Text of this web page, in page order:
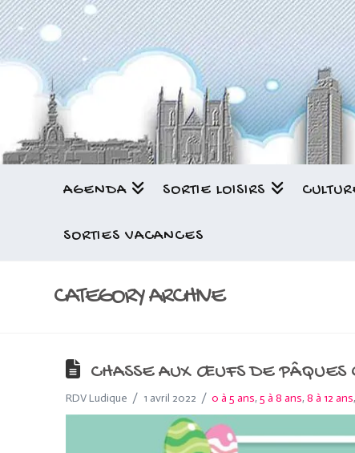
AGENDA SORTIE LOISIRS
SORTIES VACANCES
CATEGORY ARCHIVE
CHASSE AUX ŒUFS DE PÂQUES
RDV Ludique 1 avril 2022 0 à 5 ans,5 à 8 ans,8 à 12 ans